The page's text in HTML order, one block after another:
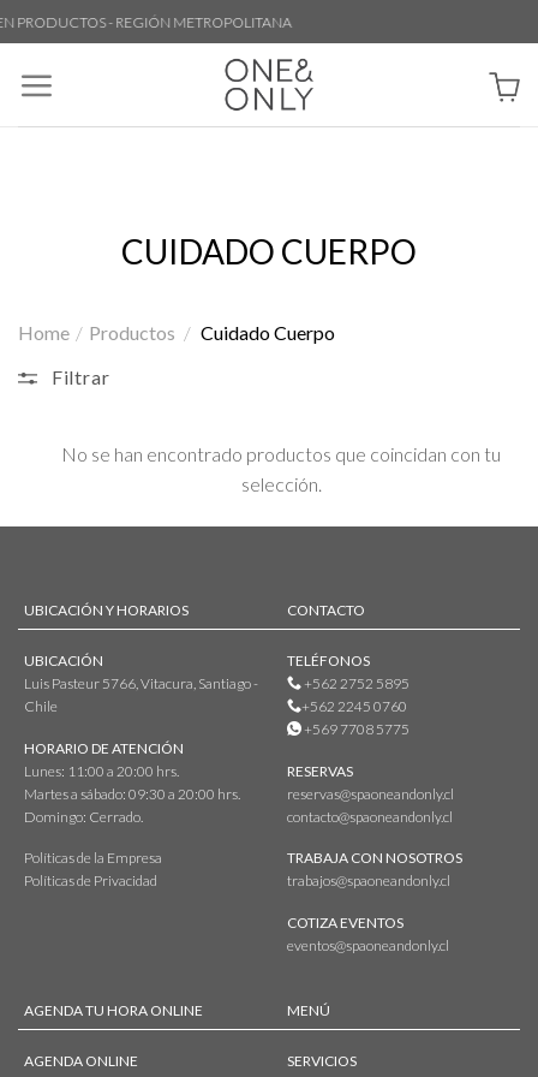
Skip
to
content
PRODUCTOS - REGIÓN METROPOLITANA
CUIDADO CUERPO
Home / Productos / Cuidado Cuerpo
Filtrar
No se han encontrado productos que coincidan con tu
selección.
UBICACIÓN Y HORARIOS
UBICACIÓN
Luis Pasteur 5766, Vitacura, Santiago -
Chile
HORARIO DE ATENCIÓN
Lunes: 11:00 a 20:00 hrs.
Martes a sábado: 09:30 a 20:00 hrs.
Domingo: Cerrado.
Políticas de la Empresa
Políticas de Privacidad
CONTACTO
TELÉFONOS
+562 2752 5895
+562 2245 0760
+569 7708 5775
RESERVAS
reservas@spaoneandonly.cl
contacto@spaoneandonly.cl
TRABAJA CON NOSOTROS
trabajos@spaoneandonly.cl
COTIZA EVENTOS
eventos@spaoneandonly.cl
AGENDA TU HORA ONLINE
AGENDA ONLINE
MENÚ
SERVICIOS